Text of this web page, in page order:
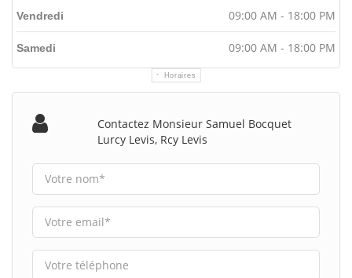
Horaires
Vendredi 09:00 AM - 18:00 PM
Samedi 09:00 AM - 18:00 PM
Contactez Monsieur Samuel Bocquet
Lurcy Levis, Rcy Levis